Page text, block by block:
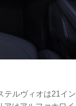
テルヴィオは21イン